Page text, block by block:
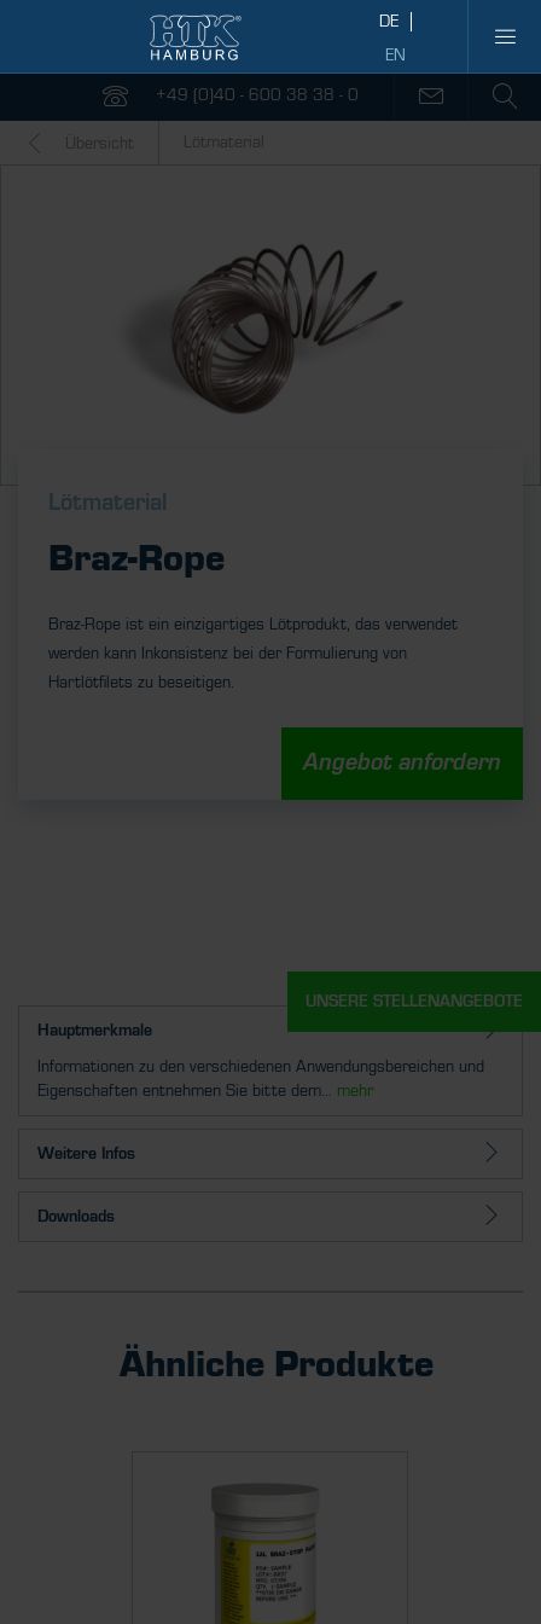
+49 (0)40 - 600 38 38 - 0
Übersicht Lötmaterial
Lötmaterial
Braz-Rope
Braz-Rope ist ein einzigartiges Lötprodukt, das verwendet
werden kann Inkonsistenz bei der Formulierung von
Hartlötfilets zu beseitigen.
Angebot anfordern
Hauptmerkmale
Informationen zu den verschiedenen Anwendungsbereichen und
Eigenschaften entnehmen Sie bitte dem... mehr
Weitere Infos
Downloads
Ähnliche Produkte
UNSERE STELLENANGEBOTE